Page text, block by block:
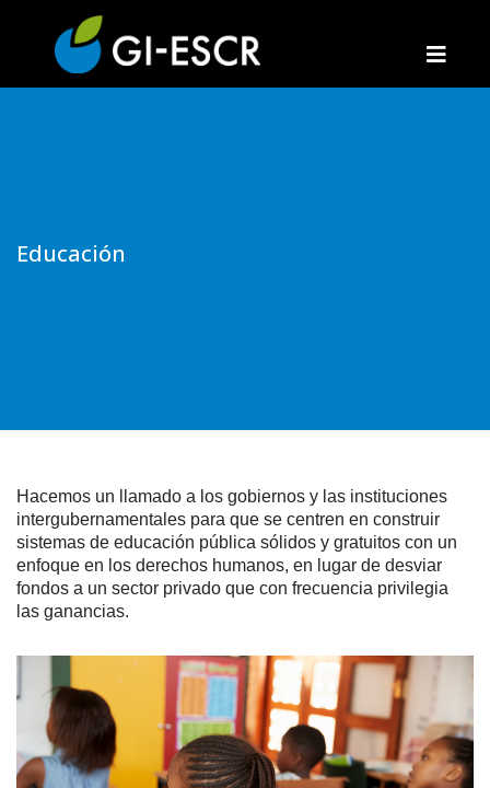
Educación
Hacemos un llamado a los gobiernos y las instituciones
intergubernamentales para que se centren en construir
sistemas de educación pública sólidos y gratuitos con un
enfoque en los derechos humanos, en lugar de desviar
fondos a un sector privado que con frecuencia privilegia
las ganancias.